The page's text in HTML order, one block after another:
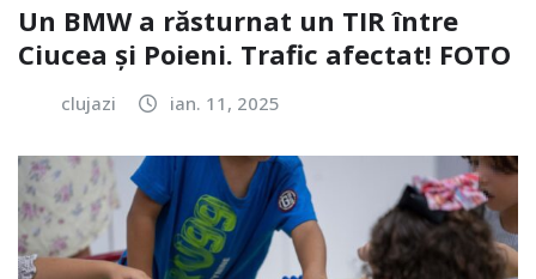
Un BMW a răsturnat un TIR între
Ciucea și Poieni. Trafic afectat! FOTO
clujazi ian. 11, 2025